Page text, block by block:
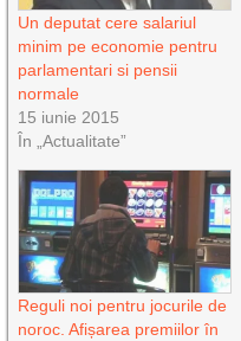
Un deputat cere salariul
minim pe economie pentru
parlamentari si pensii
normale
15 iunie 2015
În „Actualitate”
Reguli noi pentru jocurile de
noroc. Afișarea premiilor în